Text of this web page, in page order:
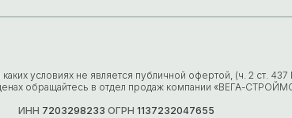
условиях не является публичной офертой, (ч. 2 ст.
ценах обращайтесь в отдел продаж компании «ВЕГА-
ИНН 7203298233 ОГРН 1137232047655